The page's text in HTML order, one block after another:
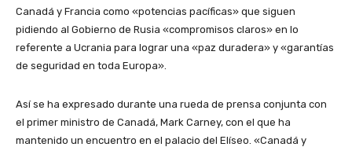
Canadá y Francia como «potencias pacíficas» que siguen
pidiendo al Gobierno de Rusia «compromisos claros» en lo
referente a Ucrania para lograr una «paz duradera» y «garantías
de seguridad en toda Europa».
Así se ha expresado durante una rueda de prensa conjunta con
el primer ministro de Canadá, Mark Carney, con el que ha
mantenido un encuentro en el palacio del Elíseo. «Canadá y